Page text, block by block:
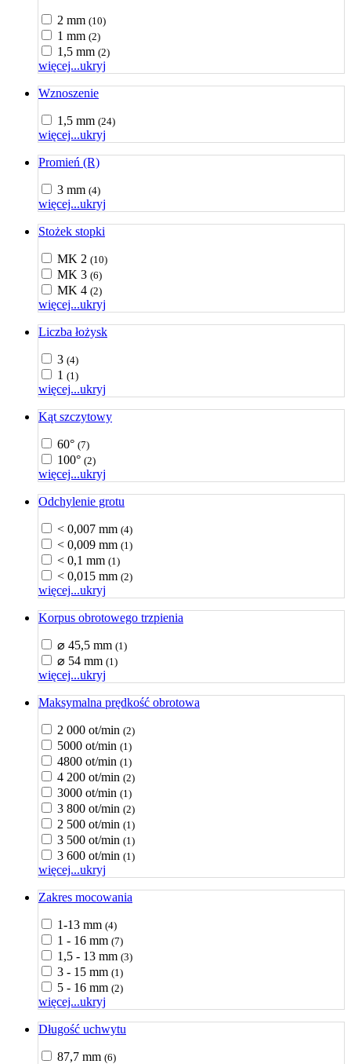
2 mm (10)
1 mm (2)
1,5 mm (2)
więcej...ukryj
Wznoszenie
1,5 mm (24)
więcej...ukryj
Promień (R)
3 mm (4)
więcej...ukryj
Stożek stopki
MK 2 (10)
MK 3 (6)
MK 4 (2)
więcej...ukryj
Liczba łożysk
3 (4)
1 (1)
więcej...ukryj
Kąt szczytowy
60° (7)
100° (2)
więcej...ukryj
Odchylenie grotu
< 0,007 mm (4)
< 0,009 mm (1)
< 0,1 mm (1)
< 0,015 mm (2)
więcej...ukryj
Korpus obrotowego trzpienia
⌀ 45,5 mm (1)
⌀ 54 mm (1)
więcej...ukryj
Maksymalna prędkość obrotowa
2 000 ot/min (2)
5000 ot/min (1)
4800 ot/min (1)
4 200 ot/min (2)
3000 ot/min (1)
3 800 ot/min (2)
2 500 ot/min (1)
3 500 ot/min (1)
3 600 ot/min (1)
więcej...ukryj
Zakres mocowania
1-13 mm (4)
1 - 16 mm (7)
1,5 - 13 mm (3)
3 - 15 mm (1)
5 - 16 mm (2)
więcej...ukryj
Długość uchwytu
87,7 mm (6)